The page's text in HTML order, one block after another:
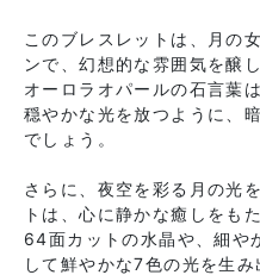
このブレスレットは、月の
ンで、幻想的な雰囲気を醸
オーロラオパールの石言葉
穏やかな光を放つように、
でしょう。
さらに、夜空を彩る月の光
トは、心に静かな癒しをも
64面カットの水晶や、細や
して鮮やかな7色の光を生